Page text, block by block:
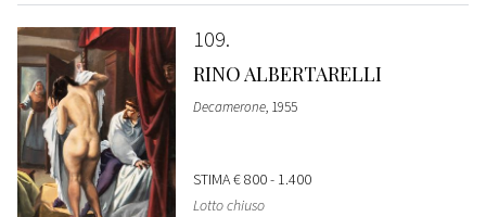
109
RINO ALBERTARELLI
Decamerone, 1955
STIMA€ 800 - 1.400
Lotto chiuso